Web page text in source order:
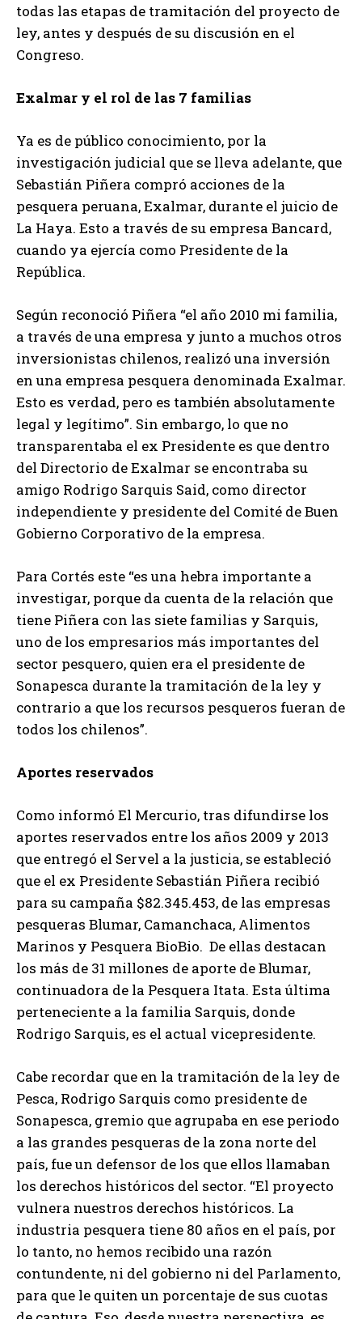
todas las etapas de tramitación del proyecto de
ley, antes y después de su discusión en el
Congreso.
Exalmar y el rol de las 7 familias
Ya es de público conocimiento, por la
investigación judicial que se lleva adelante, que
Sebastián Piñera compró acciones de la
pesquera peruana, Exalmar, durante el juicio de
La Haya. Esto a través de su empresa Bancard,
cuando ya ejercía como Presidente de la
República.
Según reconoció Piñera “el año 2010 mi familia,
a través de una empresa y junto a muchos otros
inversionistas chilenos, realizó una inversión
en una empresa pesquera denominada Exalmar.
Esto es verdad, pero es también absolutamente
legal y legítimo”. Sin embargo, lo que no
transparentaba el ex Presidente es que dentro
del Directorio de Exalmar se encontraba su
amigo Rodrigo Sarquis Said, como director
independiente y presidente del Comité de Buen
Gobierno Corporativo de la empresa.
Para Cortés este “es una hebra importante a
investigar, porque da cuenta de la relación que
tiene Piñera con las siete familias y Sarquis,
uno de los empresarios más importantes del
sector pesquero, quien era el presidente de
Sonapesca durante la tramitación de la ley y
contrario a que los recursos pesqueros fueran de
todos los chilenos”.
Aportes reservados
Como informó El Mercurio, tras difundirse los
aportes reservados entre los años 2009 y 2013
que entregó el Servel a la justicia, se estableció
que el ex Presidente Sebastián Piñera recibió
para su campaña $82.345.453, de las empresas
pesqueras Blumar, Camanchaca, Alimentos
Marinos y Pesquera BioBio. De ellas destacan
los más de 31 millones de aporte de Blumar,
continuadora de la Pesquera Itata. Esta última
perteneciente a la familia Sarquis, donde
Rodrigo Sarquis, es el actual vicepresidente.
Cabe recordar que en la tramitación de la ley de
Pesca, Rodrigo Sarquis como presidente de
Sonapesca, gremio que agrupaba en ese periodo
a las grandes pesqueras de la zona norte del
país, fue un defensor de los que ellos llamaban
los derechos históricos del sector. “El proyecto
vulnera nuestros derechos históricos. La
industria pesquera tiene 80 años en el país, por
lo tanto, no hemos recibido una razón
contundente, ni del gobierno ni del Parlamento,
para que le quiten un porcentaje de sus cuotas